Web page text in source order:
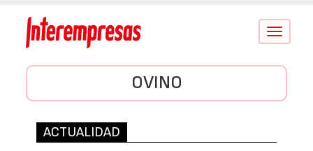
Conmutar
OVINO
ACTUALIDAD